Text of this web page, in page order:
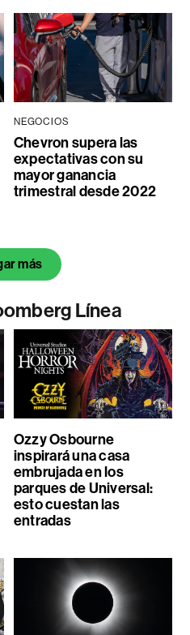
NEGOCIOS
Chevron supera las
expectativas con su
mayor ganancia
trimestral desde 2022
más
Línea
Ozzy Osbourne
inspirará una casa
embrujada en los
parques de Universal:
esto cuestan las
entradas